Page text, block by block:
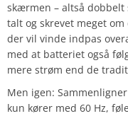
skærmen – altså dobbelt
talt og skrevet meget
der vil vinde indpas
med at batteriet også
mere strøm end de
Men igen:
kun kører med 60 Hz,